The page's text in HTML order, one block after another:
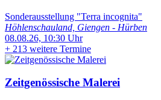
Sonderausstellung "Terra incognita"
Höhlenschauland, Giengen - Hürben
08.08.26, 10:30 Uhr
+ 213 weitere Termine
Zeitgenössische Malerei